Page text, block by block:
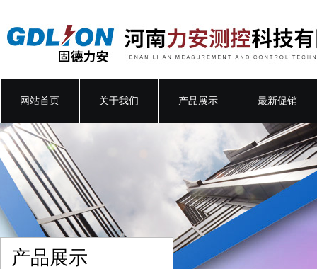
网站首页 关于我们 产品展示 最新促销
产品展示